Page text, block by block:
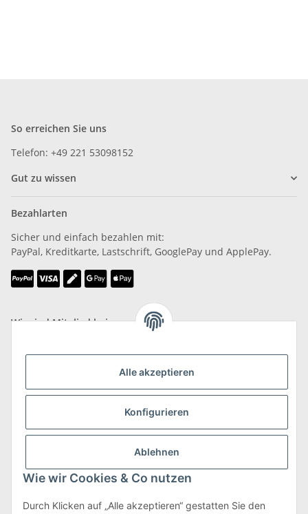
Alle akzeptieren
Konfigurieren
Ablehnen
Wie wir Cookies & Co nutzen
Durch Klicken auf „Alle akzeptieren“ gestatten Sie den
So erreichen Sie uns
Telefon: +49 221 53098152
Gut zu wissen
Bezahlarten
Sicher und einfach bezahlen mit:
PayPal, Kreditkarte, Lastschrift, GooglePay und ApplePay.
Wir sind Mitglied bei
mehr zu Versand & Retoure